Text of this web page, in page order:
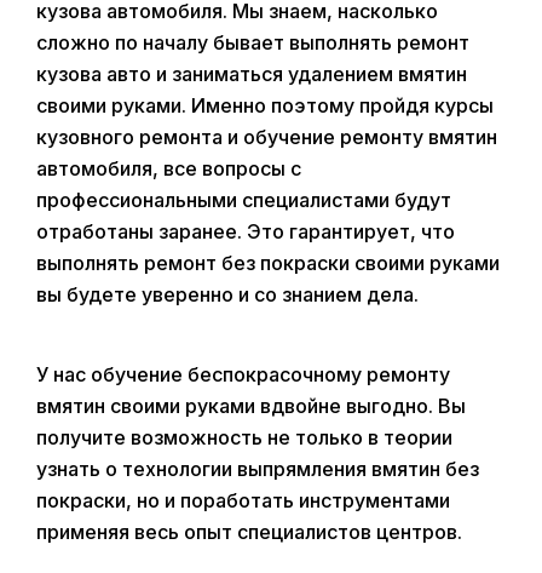
кузова автомобиля. Мы знаем, насколько
сложно по началу бывает выполнять ремонт
кузова авто и заниматься удалением вмятин
своими руками. Именно поэтому пройдя курсы
кузовного ремонта и обучение ремонту вмятин
автомобиля, все вопросы с
профессиональными специалистами будут
отработаны заранее. Это гарантирует, что
выполнять ремонт без покраски своими руками
вы будете уверенно и со знанием дела.
У нас обучение беспокрасочному ремонту
вмятин своими руками вдвойне выгодно. Вы
получите возможность не только в теории
узнать о технологии выпрямления вмятин без
покраски, но и поработать инструментами
применяя весь опыт специалистов центров.